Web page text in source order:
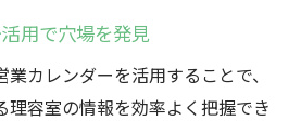
用で穴場を発見
カレンダーを活用することで、
理容室の情報を効率よく把握でき